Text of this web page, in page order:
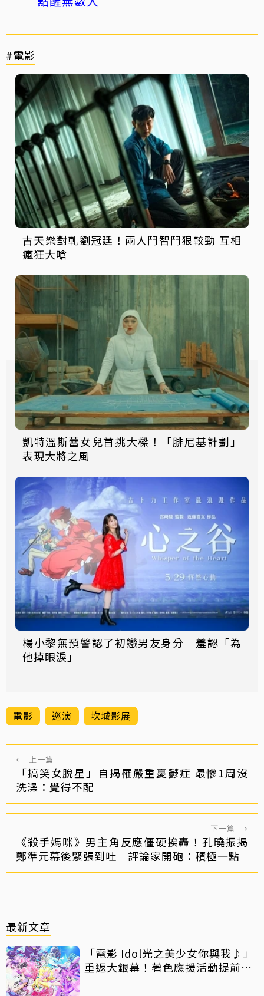
#電影
古天樂對軋劉冠廷！兩人鬥智鬥狠較勁 互相
瘋狂大嗆
凱特溫斯蕾女兒首挑大樑！「腓尼基計劃」
表現大將之風
楊小黎無預警認了初戀男友身分 羞認「為
他掉眼淚」
電影 巡演 坎城影展
← 上一篇
「搞笑女脫星」自揭罹嚴重憂鬱症 最慘1周沒
洗澡：覺得不配
下一篇 →
《殺手媽咪》男主角反應僵硬挨轟！孔曉振揭
鄭準元幕後緊張到吐 評論家開砲：積極一點
最新文章
「電影 Idol光之美少女你與我♪」
重返大銀幕！著色應援活動提前開